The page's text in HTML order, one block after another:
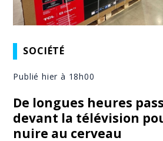
SOCIÉTÉ
Publié hier à 18h00
De longues heures
devant la télévision
nuire au cerveau